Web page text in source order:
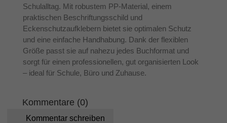
Schulalltag. Mit robustem PP-Material, einem
praktischen Beschriftungsschild und
Eckenschutzaufklebern bietet sie optimalen Schutz
und eine einfache Handhabung. Dank der flexiblen
Größe passt sie auf nahezu jedes Buchformat und
sorgt für einen professionellen, gut organisierten Look
– ideal für Schule, Büro und Zuhause.
Kommentare (0)
Kommentar schreiben